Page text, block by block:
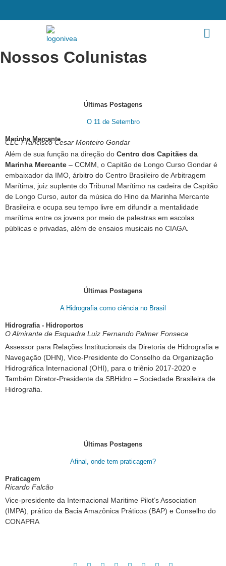
Nossos Colunistas
Últimas Postagens
O 11 de Setembro
Marinha Mercante
CLC Francisco Cesar Monteiro Gondar
Além de sua função na direção do Centro dos Capitães da
Marinha Mercante – CCMM, o Capitão de Longo Curso Gondar é
embaixador da IMO, árbitro do Centro Brasileiro de Arbitragem
Marítima, juiz suplente do Tribunal Marítimo na cadeira de Capitão
de Longo Curso, autor da música do Hino da Marinha Mercante
Brasileira e ocupa seu tempo livre em difundir a mentalidade
marítima entre os jovens por meio de palestras em escolas
públicas e privadas, além de ensaios musicais no CIAGA.
Últimas Postagens
A Hidrografia como ciência no Brasil
Hidrografia - Hidroportos
O Almirante de Esquadra Luiz Fernando Palmer Fonseca
Assessor para Relações Institucionais da Diretoria de Hidrografia e
Navegação (DHN), Vice-Presidente do Conselho da Organização
Hidrográfica Internacional (OHI), para o triênio 2017-2020 e
Também Diretor-Presidente da SBHidro – Sociedade Brasileira de
Hidrografia.
Últimas Postagens
Afinal, onde tem praticagem?
Praticagem
Ricardo Falcão
Vice-presidente da Internacional Maritime Pilot’s Association
(IMPA), prático da Bacia Amazônica Práticos (BAP) e Conselho do
CONAPRA